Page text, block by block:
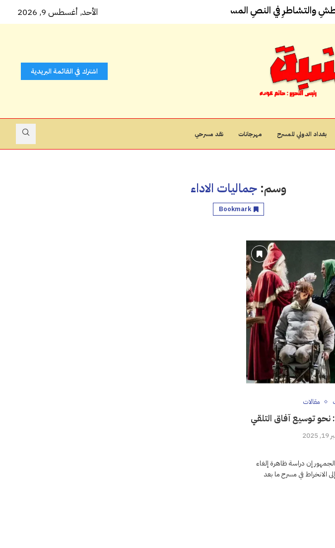
والتشاطرِ في النصِ المسرحيِّ ( ثوب... الأحد, أغسطس 9, 2026
اشترك في القائمة البريدية
بغداد الدولي للمسرح مهرجانات نقد مسرحي
وسم: جماليات الاداء
Bookmark
مقالات
نحو توسيع آفاق التلقي
إن دراسة ظاهرة إلغاء
الانخراط في مسرح ما بعد